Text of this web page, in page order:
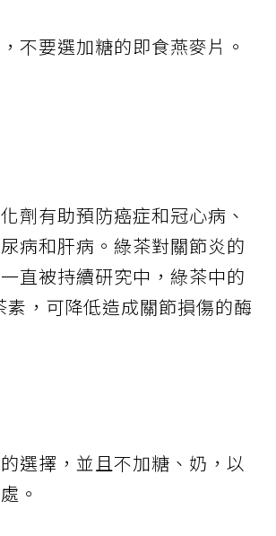
不要選加糖的即食燕麥片。
劑有助預防癌症和冠心病、
病和肝病。綠茶對關節炎的
直被持續研究中，綠茶中的
素，可降低造成關節損傷的酶
選擇，並且不加糖、奶，以
。